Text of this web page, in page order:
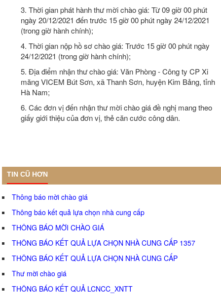
3. Thời gian phát hành thư mời chào giá: Từ 09 giờ 00 phút
ngày 20/12/2021 đến trước 15 giờ 00 phút ngày 24/12/2021
(trong giờ hành chính);
4. Thời gian nộp hồ sơ chào giá: Trước 15 giờ 00 phút ngày
24/12/2021 (trong giờ hành chính);
5. Địa điểm nhận thư chào giá: Văn Phòng - Công ty CP Xi
măng VICEM Bút Sơn, xã Thanh Sơn, huyện Kim Bảng, tỉnh
Hà Nam;
6. Các đơn vị đến nhận thư mời chào giá đề nghị mang theo
giấy giới thiệu của đơn vị, thẻ căn cước công dân.
TIN CŨ HƠN
Thông báo mời chào giá
Thông báo kết quả lựa chọn nhà cung cấp
THÔNG BÁO MỜI CHÀO GIÁ
THÔNG BÁO KẾT QUẢ LỰA CHỌN NHÀ CUNG CẤP 1357
THÔNG BÁO KẾT QUẢ LỰA CHỌN NHÀ CUNG CẤP
Thư mời chào giá
THÔNG BÁO KẾT QUẢ LCNCC_XNTT